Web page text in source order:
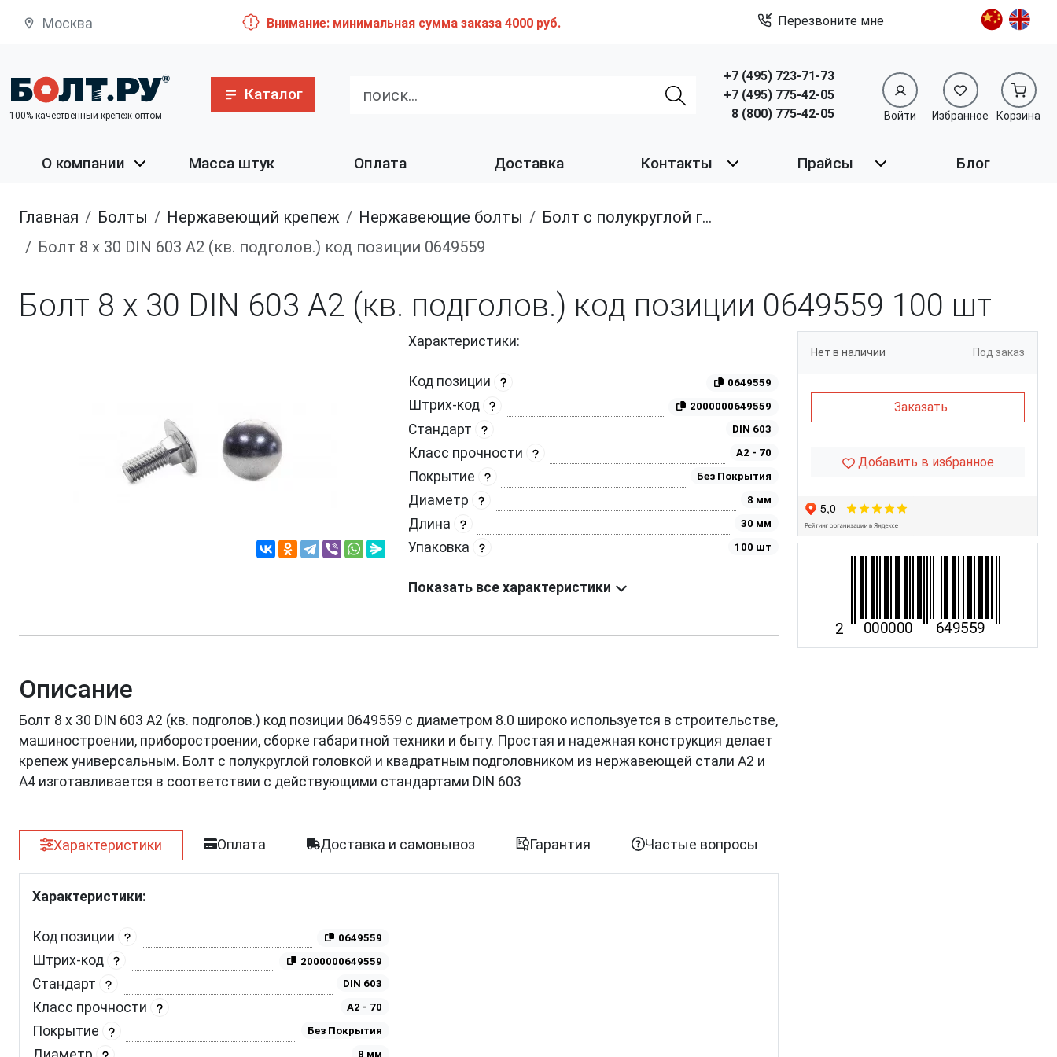
Москва Внимание: минимальная сумма заказа 4000 руб. Перезвоните мне
100% качественный крепеж оптом
Каталог
+7 (495) 723-71-73
+7 (495) 775-42-05
8 (800) 775-42-05
Войти Избранное Корзина
О компании Масса штук Оплата Доставка Контакты Прайсы Блог
Главная болты нержавеющий крепеж нержавеющие болты
Болт с полукруглой головкой и квадратным подголовником из нержавеющей стали A2 и A4
Болт 8 х 30 DIN 603 A2 (кв. подголов.) код позиции 0649559
Болт 8 х 30 DIN 603 A2 (кв. подголов.) код позиции 0649559 100 шт
Характеристики:
Код позиции 0649559
Штрих-код 2000000649559
Стандарт DIN 603
Класс прочности A2 - 70
Покрытие Без Покрытия
Диаметр 8 мм
Длина 30 мм
Упаковка 100 шт
Показать все характеристики
Описание
Болт 8 х 30 DIN 603 A2 (кв. подголов.) код позиции 0649559 с диаметром 8.0 широко используется в строительстве,
машиностроении, приборостроении, сборке габаритной техники и быту. Простая и надежная конструкция делает
крепеж универсальным. Болт с полукруглой головкой и квадратным подголовником из нержавеющей стали A2 и
A4 изготавливается в соответствии с действующими стандартами DIN 603
Характеристики Оплата Доставка и самовывоз Гарантия Частые вопросы
Характеристики:
Код позиции 0649559
Штрих-код 2000000649559
Стандарт DIN 603
Класс прочности A2 - 70
Покрытие Без Покрытия
8 мм
Нет в наличии Под заказ
Заказать
Добавить в избранное